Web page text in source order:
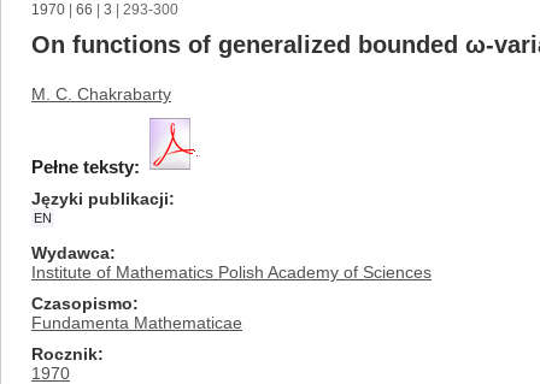
1970 66 3 | 293-300
On functions of generalized bounded ω-
M. C. Chakrabarty
Pełne teksty:
Języki publikacji
EN
Wydawca
Institute of Mathematics Polish Academy of Sciences
Czasopismo
Fundamenta Mathematicae
Rocznik
1970